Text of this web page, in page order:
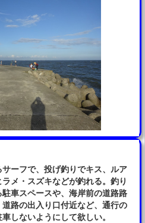
ーフで、投げ釣りでキス、ルア
メ・スズキなどが釣れる。釣り
車スペースや、海岸前の道路路
路の出入り口付近など、通行の
しないようにして欲しい。